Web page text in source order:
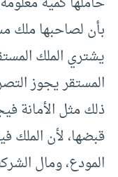
بأن لصاحبها ملك
يشتري الملك
المستقر يجوز
ذلك مثل الأمانة
قبضها، لأن الملك
المودع، ومال